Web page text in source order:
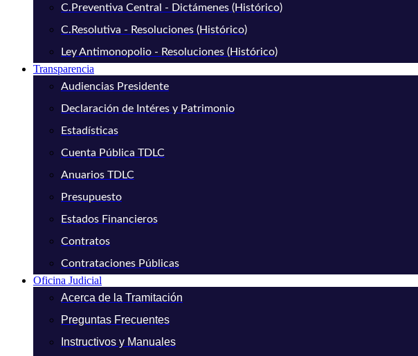
C.Preventiva Central - Dictámenes (Histórico)
C.Resolutiva - Resoluciones (Histórico)
Ley Antimonopolio - Resoluciones (Histórico)
Transparencia
Audiencias Presidente
Declaración de Intéres y Patrimonio
Estadísticas
Cuenta Pública TDLC
Anuarios TDLC
Presupuesto
Estados Financieros
Contratos
Contrataciones Públicas
Oficina Judicial
Acerca de la Tramitación
Preguntas Frecuentes
Instructivos y Manuales